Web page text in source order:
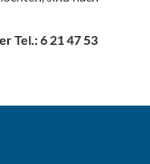
Tel.: 6 21 47 53